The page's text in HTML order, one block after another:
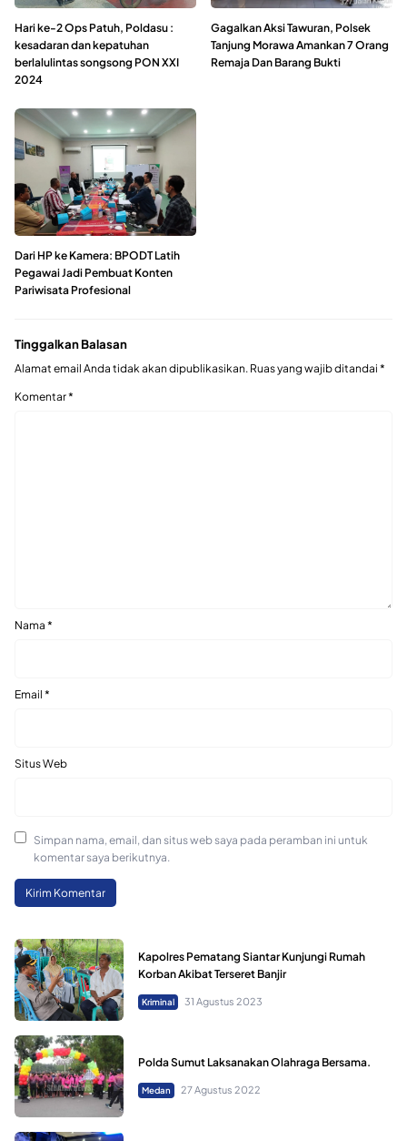
Hari ke-2 Ops Patuh, Poldasu :
kesadaran dan kepatuhan
berlalulintas songsong PON XXI
2024
Gagalkan Aksi Tawuran, Polsek
Tanjung Morawa Amankan 7 Orang
Remaja Dan Barang Bukti
Dari HP ke Kamera: BPODT Latih
Pegawai Jadi Pembuat Konten
Pariwisata Profesional
Tinggalkan Balasan
Alamat email Anda tidak akan dipublikasikan. Ruas yang wajib ditandai *
Komentar*
Nama *
Email *
Situs Web
Simpan nama, email, dan situs web saya pada peramban ini untuk
komentar saya berikutnya.
Kapolres Pematang Siantar Kunjungi Rumah
Korban Akibat Terseret Banjir
Kriminal 31 Agustus 2023
Polda Sumut Laksanakan Olahraga Bersama.
Medan 27 Agustus 2022